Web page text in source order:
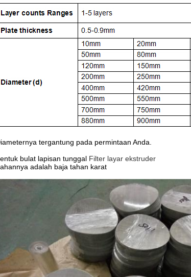
tergantung pada permintaan Anda.
bulat lapisan tunggal Filter layar ekstruder
adalah baja tahan karat